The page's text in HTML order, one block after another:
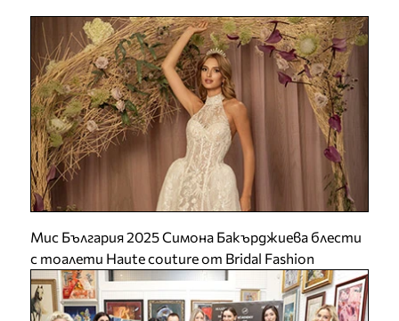
Мис България 2025 Симона Бакърджиева блести
с тоалети Haute couture от Bridal Fashion